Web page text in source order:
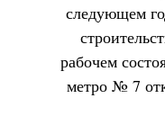
следующем
рабочем
метро № 7